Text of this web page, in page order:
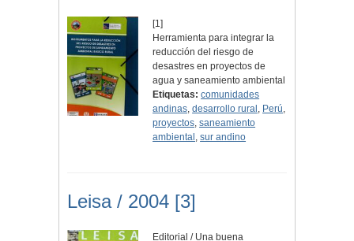
[1]
Herramienta para integrar la
reducción del riesgo de
desastres en proyectos de
agua y saneamiento ambiental
Etiquetas: comunidades
andinas,desarrollo rural , Perú,
proyectos,saneamiento
ambiental ,sur andino
Leisa / 2004 [3]
Editorial / Una buena